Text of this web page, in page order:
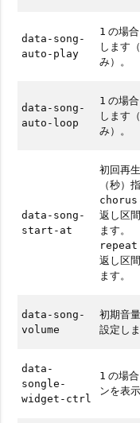
data-song-
auto-play
1 の場
します
み）。
data-song-
auto-loop
1 の場
します
み）。
data-song-
start-at
初回再
（秒）
chorus
返し区
ます。
repeat
返し区
ます。
data-song-
volume
初期音
設定しま
data-
songle-
widget-ctrl
1 の場
ンを表